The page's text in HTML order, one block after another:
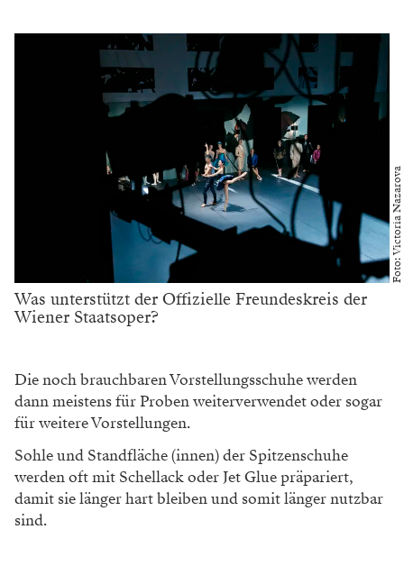
Foto: Victoria Nazarova
Was unterstützt der Offizielle Freundeskreis der
Wiener Staatsoper?
Die noch brauchbaren Vorstellungsschuhe werden
dann meistens für Proben weiterverwendet oder sogar
für weitere Vorstellungen.
Sohle und Standfläche (innen) der Spitzenschuhe
werden oft mit Schellack oder Jet Glue präpariert,
damit sie länger hart bleiben und somit länger nutzbar
sind.